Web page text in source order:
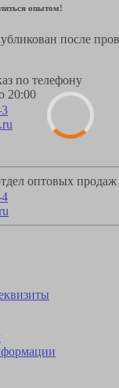
опытом!
после
по телефону
20:00
оптовых продаж